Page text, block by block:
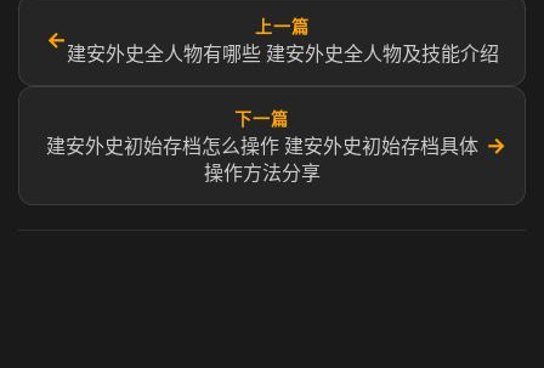
←
上一篇
建安外史全人物有哪些 建安外史全人物及技能介绍
下一篇
建安外史初始存档怎么操作 建安外史初始存档具体
操作方法分享
→